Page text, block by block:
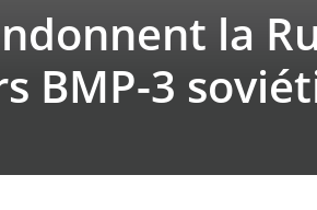
la
BMP-3